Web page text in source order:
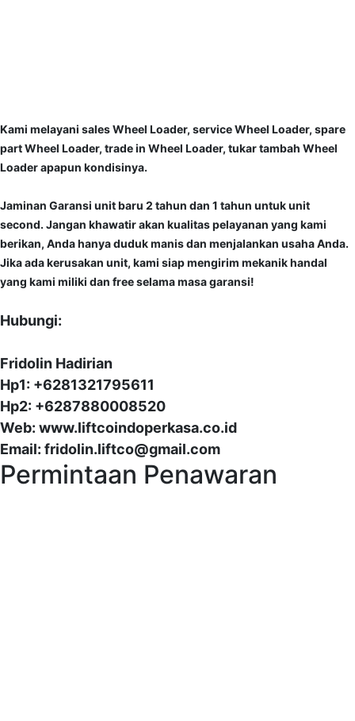
Kami melayani sales Wheel Loader, service Wheel Loader, spare
part Wheel Loader, trade in Wheel Loader, tukar tambah Wheel
Loader apapun kondisinya.
Jaminan Garansi unit baru 2 tahun dan 1 tahun untuk unit
second. Jangan khawatir akan kualitas pelayanan yang kami
berikan, Anda hanya duduk manis dan menjalankan usaha Anda.
Jika ada kerusakan unit, kami siap mengirim mekanik handal
yang kami miliki dan free selama masa garansi!
Hubungi:
Fridolin Hadirian
Hp1: +6281321795611
Hp2: +6287880008520
Web: www.liftcoindoperkasa.co.id
Email: fridolin.liftco@gmail.com
Permintaan Penawaran